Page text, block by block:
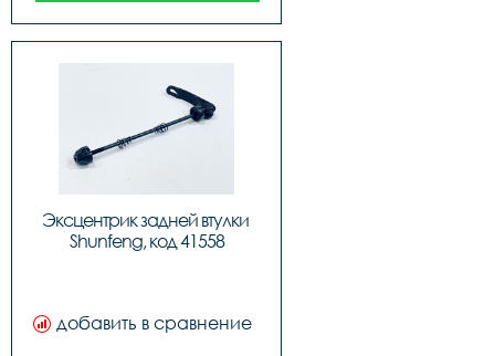
Эксцентрик задней втулки
Shunfeng, код 41558
добавить в сравнение